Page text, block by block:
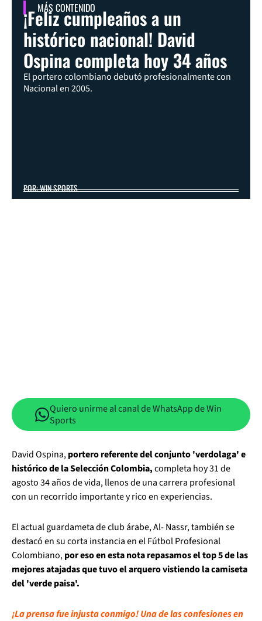
MÁS CONTENIDO
¡Feliz cumpleaños a un
histórico nacional! David
Ospina completa hoy 34 años
El portero colombiano debutó profesionalmente con
Nacional en 2005.
POR: WIN SPORTS
Quiero unirme al canal de WhatsApp de Win
Sports
David Ospina,portero referente del conjunto 'verdolaga' e
histórico de la Selección Colombia,completa hoy 31 de
agosto 34 años de vida, llenos de una carrera profesional
con un recorrido importante y rico en experiencias.
El actual guardameta de club árabe, Al- Nassr, también se
destacó en su corta instancia en el Fútbol Profesional
Colombiano,por eso en esta nota repasamos el top 5 de las
mejores atajadas que tuvo el arquero vistiendo la camiseta
del 'verde paisa'.
¡La prensa fue injusta conmigo! Una de las confesiones en